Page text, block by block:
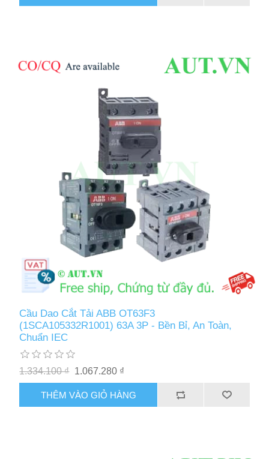
Cầu Dao Cắt Tải ABB OT63F3
(1SCA105332R1001) 63A 3P - Bền Bỉ, An Toàn,
Chuẩn IEC
1.334.100 ₫ 1.067.280 ₫
THÊM VÀO GIỎ HÀNG